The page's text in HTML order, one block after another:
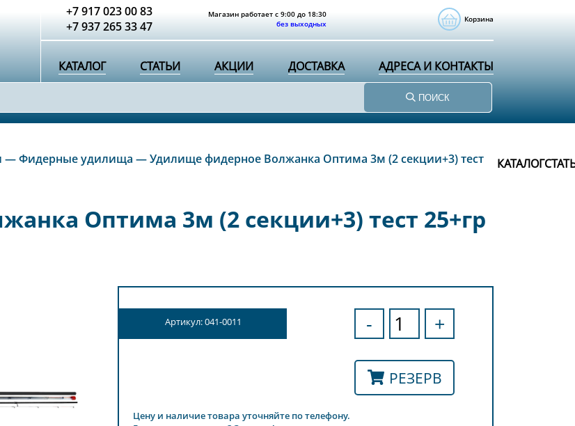
КАТАЛОГ
+7 917 023 00 83
+7 937 265 33 47
Магазин работает с 9:00 до 18:30
без выходных
Корзина
КАТАЛОГ СТАТЬИ АКЦИИ ДОСТАВКА АДРЕСА И КОНТАКТЫ
ПОИСК
—Фидерные удилища —Удилище фидерное Волжанка Оптима 3м (2 секции+3) тест
Оптима 3м (2 секции+3) тест 25+гр
Артикул: 041-0011 - +
РЕЗЕРВ
Цену и наличие товара уточняйте по телефону.